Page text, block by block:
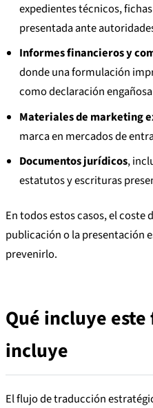
expedientes técnicos,
presentada ante
Informes financieros y
donde una formulación
como declaración engañosa
Materiales de marketing
marca en mercados de
Documentos jurídicos,
estatutos y escrituras
En todos estos casos, el coste
publicación o la presentación
prevenirlo.
Qué incluye
incluye
El flujo de traducción